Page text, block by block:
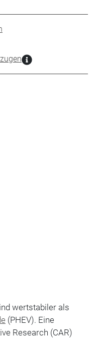
wertstabiler als
(PHEV). Eine
Research (CAR)